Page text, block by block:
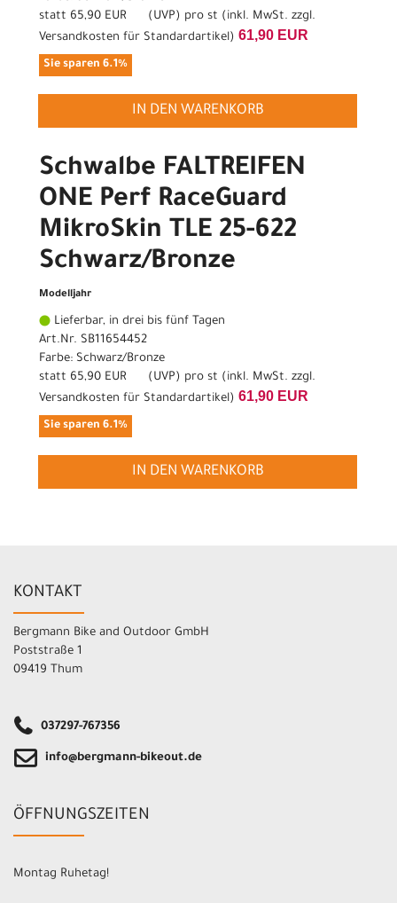
statt 65,90 EUR ( UVP) pro st (inkl. MwSt. zzgl.
Versandkosten für Standardartikel) 61,90 EUR
Sie sparen 6.1%
IN DEN WARENKORB
Schwalbe FALTREIFEN
ONE Perf RaceGuard
MikroSkin TLE 25-622
Schwarz/Bronze
Modelljahr
Lieferbar, in drei bis fünf Tagen
Art.Nr. SB11654452
Farbe: Schwarz/Bronze
statt 65,90 EUR ( UVP) pro st (inkl. MwSt. zzgl.
Versandkosten für Standardartikel) 61,90 EUR
Sie sparen 6.1%
IN DEN WARENKORB
KONTAKT
Bergmann Bike and Outdoor GmbH
Poststraße 1
09419 Thum
037297-767356
info@bergmann-bikeout.de
ÖFFNUNGSZEITEN
Montag Ruhetag!